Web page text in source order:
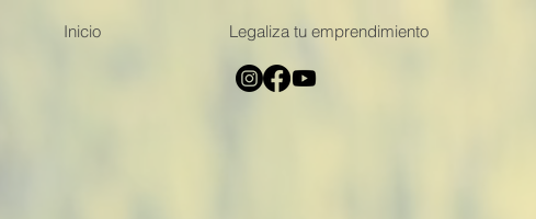
Inicio Legaliza tu emprendimiento